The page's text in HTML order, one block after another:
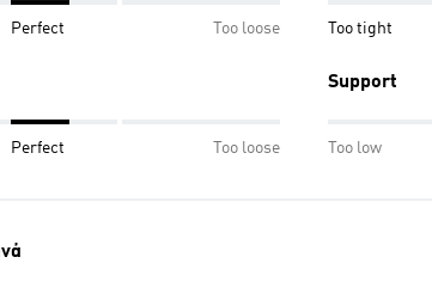
Perfect Too loose Too tight
Perfect Too loose
Support
Too low